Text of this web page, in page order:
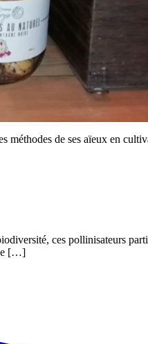
méthodes de ses aïeux en
ces pollinisateurs
[…]